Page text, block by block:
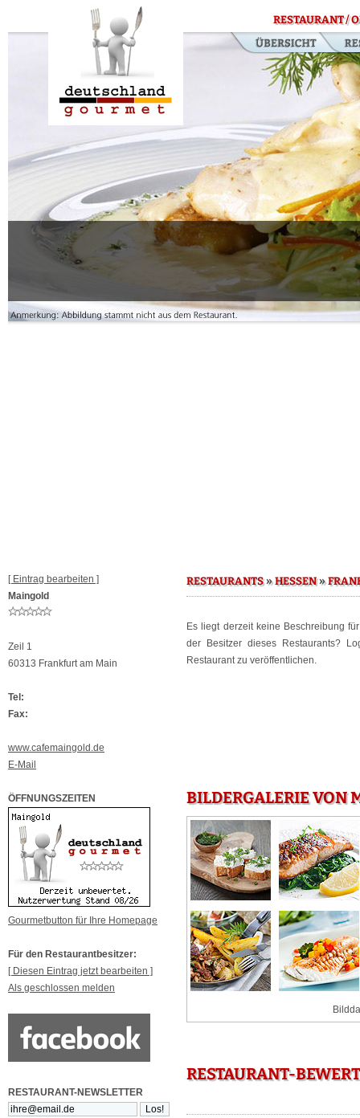
RESTAURANT /
[ Eintrag bearbeiten ]
Maingold
Zeil 1
60313 Frankfurt am Main
Tel:
Fax:
www.cafemaingold.de
E-Mail
ÖFFNUNGSZEITEN
Gourmetbutton für Ihre Homepage
Für den Restaurantbesitzer:
[ Diesen Eintrag jetzt bearbeiten ]
Als geschlossen melden
RESTAURANT-NEWSLETTER
RESTAURANTS»HESSEN»
Es liegt derzeit keine Beschreibung
der Besitzer dieses Restaurants?
Restaurant zu veröffentlichen.
BILDERGALERIE VON
RESTAURANT-